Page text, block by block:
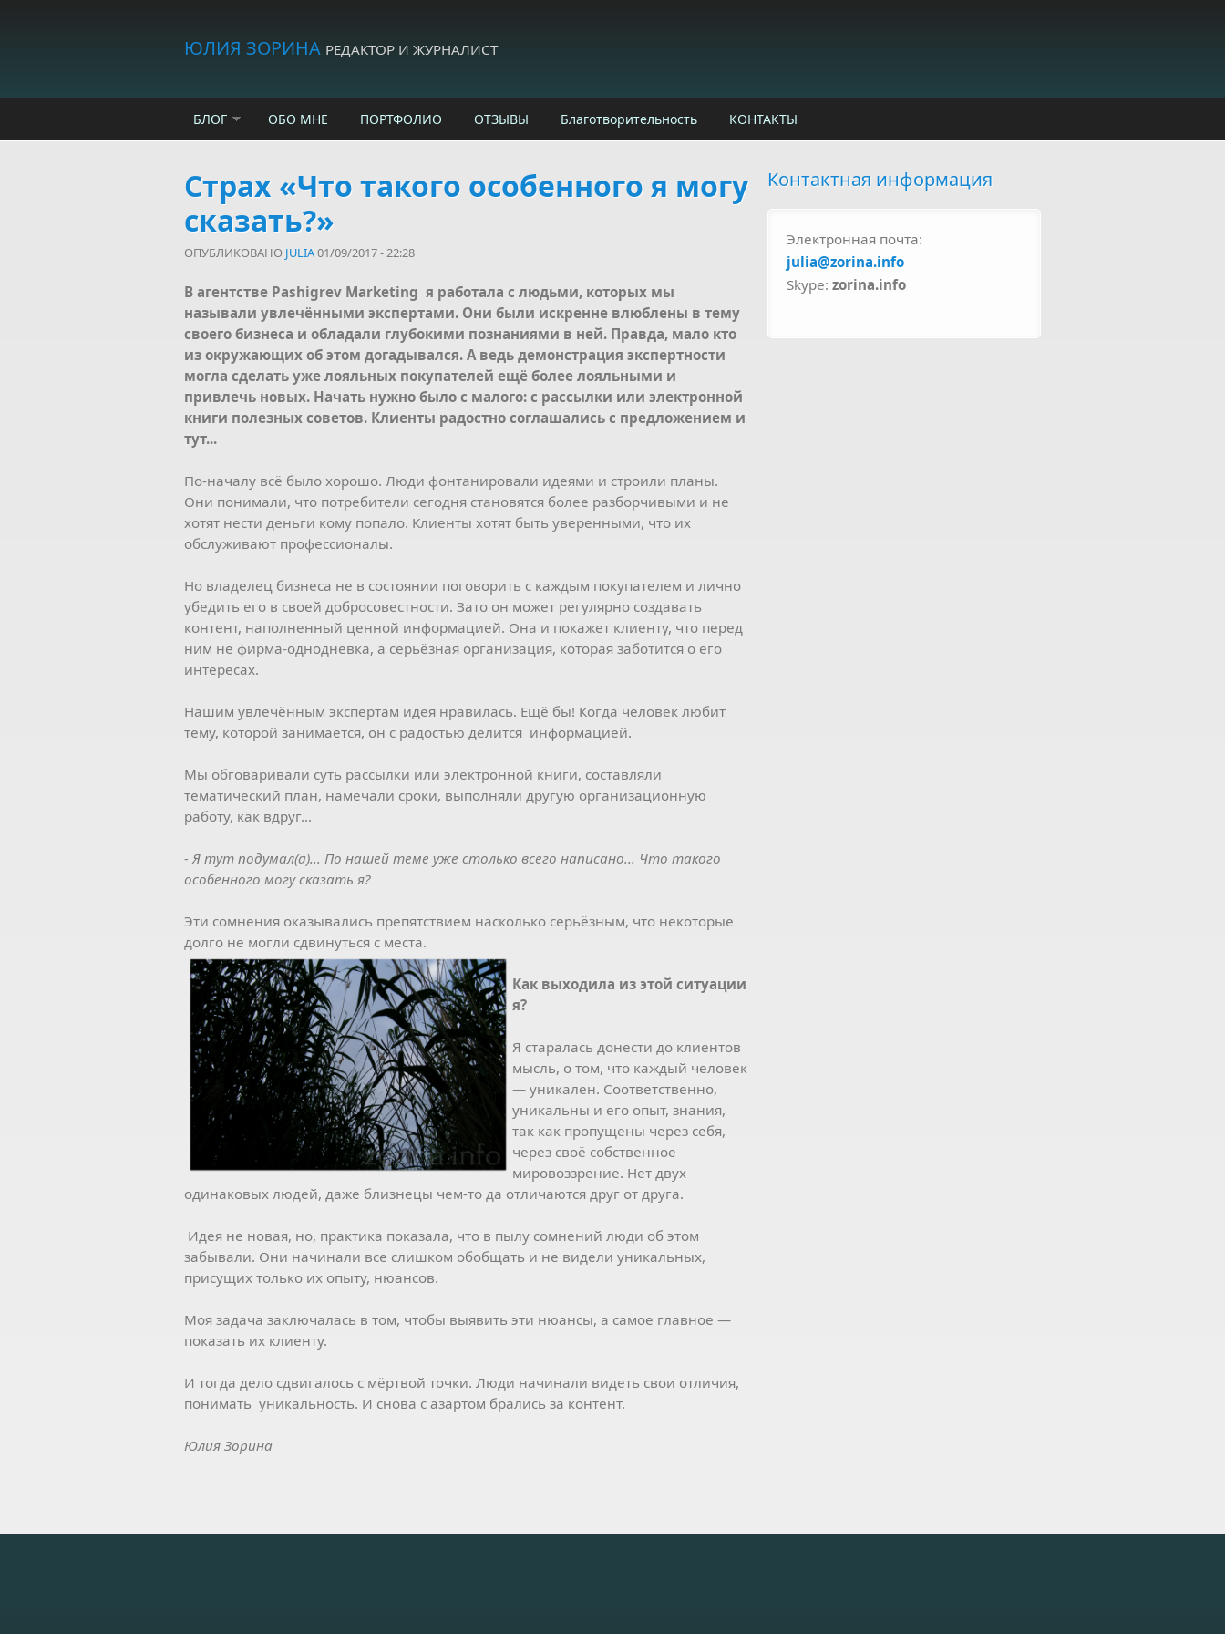
ЮЛИЯ ЗОРИНА РЕДАКТОР И ЖУРНАЛИСТ
БЛОГ ОБО МНЕ ПОРТФОЛИО ОТЗЫВЫ Благотворительность КОНТАКТЫ
Страх «Что такого особенного я могу
сказать?»
ОПУБЛИКОВАНО JULIA01/09/2017 - 22:28
В агентстве Pashigrev Marketing я работала с людьми, которых мы
называли увлечёнными экспертами. Они были искренне влюблены в тему
своего бизнеса и обладали глубокими познаниями в ней. Правда, мало кто
из окружающих об этом догадывался. А ведь демонстрация экспертности
могла сделать уже лояльных покупателей ещё более лояльными и
привлечь новых. Начать нужно было с малого: с рассылки или электронной
книги полезных советов. Клиенты радостно соглашались с предложением и
тут...
По-началу всё было хорошо. Люди фонтанировали идеями и строили планы.
Они понимали, что потребители сегодня становятся более разборчивыми и не
хотят нести деньги кому попало. Клиенты хотят быть уверенными, что их
обслуживают профессионалы.
Но владелец бизнеса не в состоянии поговорить с каждым покупателем и лично
убедить его в своей добросовестности. Зато он может регулярно создавать
контент, наполненный ценной информацией. Она и покажет клиенту, что перед
ним не фирма-однодневка, а серьёзная организация, которая заботится о его
интересах.
Нашим увлечённым экспертам идея нравилась. Ещё бы! Когда человек любит
тему, которой занимается, он с радостью делится информацией.
Мы обговаривали суть рассылки или электронной книги, составляли
тематический план, намечали сроки, выполняли другую организационную
работу, как вдруг...
- Я тут подумал(а)... По нашей теме уже столько всего написано... Что такого
особенного могу сказать я?
Эти сомнения оказывались препятствием насколько серьёзным, что некоторые
долго не могли сдвинуться с места.
Как выходила из этой ситуации
я?
Я старалась донести до клиентов
мысль, о том, что каждый человек
— уникален. Соответственно,
уникальны и его опыт, знания,
так как пропущены через себя,
через своё собственное
мировоззрение. Нет двух
одинаковых людей, даже близнецы чем-то да отличаются друг от друга.
Идея не новая, но, практика показала, что в пылу сомнений люди об этом
забывали. Они начинали все слишком обобщать и не видели уникальных,
присущих только их опыту, нюансов.
Моя задача заключалась в том, чтобы выявить эти нюансы, а самое главное —
показать их клиенту.
И тогда дело сдвигалось с мёртвой точки. Люди начинали видеть свои отличия,
понимать уникальность. И снова с азартом брались за контент.
Юлия Зорина
Контактная информация
Электронная почта:
julia@zorina.info
Skype: zorina.info